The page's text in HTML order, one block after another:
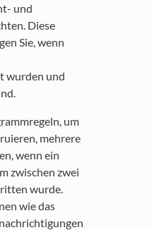
und
Diese
Sie, wenn
wurden und
um
mehrere
wenn ein
zwischen zwei
wurde.
wie das